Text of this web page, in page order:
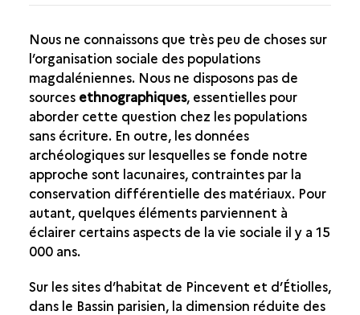
QUEL ENVIRONNEMENT ?
QUEL MODE DE VIE ?
DES CHASSEURS-CUEILLEURS
DES COLLECTEURS
DES SEMI-NOMADES
HABITAT
ORGANISATION SOCIALE
HABILLEMENT
MANIFESTATIONS SYMBOLIQUES
Nous ne connaissons que très peu de choses sur
l’organisation sociale des populations
magdaléniennes. Nous ne disposons pas de
sources ethnographiques, essentielles pour
aborder cette question chez les populations
sans écriture. En outre, les données
archéologiques sur lesquelles se fonde notre
approche sont lacunaires, contraintes par la
conservation différentielle des matériaux. Pour
autant, quelques éléments parviennent à
éclairer certains aspects de la vie sociale il y a 15
000 ans.
Sur les sites d’habitat de Pincevent et d’Étiolles,
dans le Bassin parisien, la dimension réduite des